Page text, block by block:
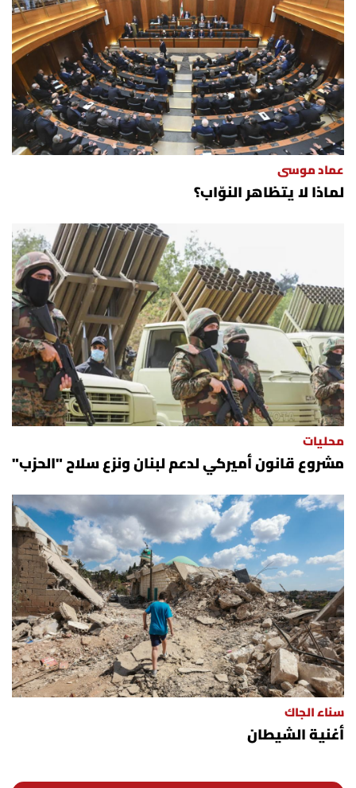
الرياضة
منوّعات
حظّك اليوم
للتاريخ
فيديو
للتواصل معنا
شروط الاستخدام
شروط الإشتراك
Digital solutions by
عماد موسى
لماذا لا يتظاهر النوّاب؟
محليات
مشروع قانون أميركي لدعم لبنان ونزع سلاح "الحزب"
سناء الجاك
أغنية الشيطان